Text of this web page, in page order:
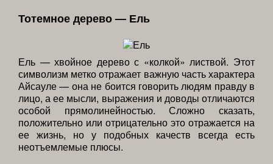
Тотемное дерево — Ель
Ель — хвойное дерево с «колкой» листвой. Этот
символизм метко отражает важную часть характера
Айсауле — она не боится говорить людям правду в
лицо, а ее мысли, выражения и доводы отличаются
особой прямолинейностью. Сложно сказать,
положительно или отрицательно это отражается на
ее жизнь, но у подобных качеств всегда есть
неотъемлемые плюсы.